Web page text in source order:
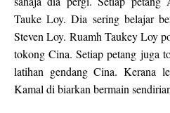
Tauke Loy. Dia sering belajar
Steven Loy. Ruamh Taukey Loy
tokong Cina. Setiap petang juga
latihan gendang Cina. Kerana
Kamal di biarkan bermain